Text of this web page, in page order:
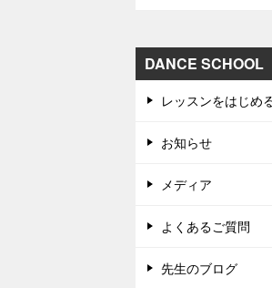
DANCE SCHOOL
レッスンをはじめ
お知らせ
メディア
よくあるご質問
先生のブログ